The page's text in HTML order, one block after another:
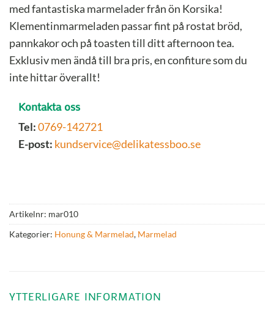
med fantastiska marmelader från ön Korsika!
Klementinmarmeladen passar fint på rostat bröd,
pannkakor och på toasten till ditt afternoon tea.
Exklusiv men ändå till bra pris, en confiture som du
inte hittar överallt!
Kontakta oss
Tel:0769-142721
E-post: kundservice@delikatessboo.se
Artikelnr: mar010
Kategorier: Honung & Marmelad, Marmelad
YTTERLIGARE INFORMATION